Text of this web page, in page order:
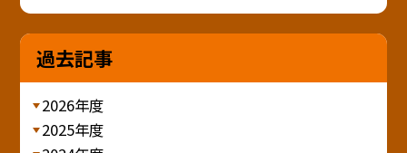
過去記事
2026年度
2025年度